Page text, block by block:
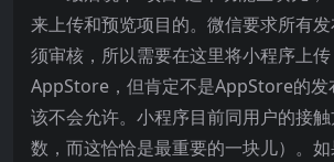
来上传和预览项目的。微信要求所有
须审核，所以需要在这里将小程序上
AppStore，但肯定不是AppStore的发
该不会允许。小程序目前同用户的接
数，而这恰恰是最重要的一块儿）。